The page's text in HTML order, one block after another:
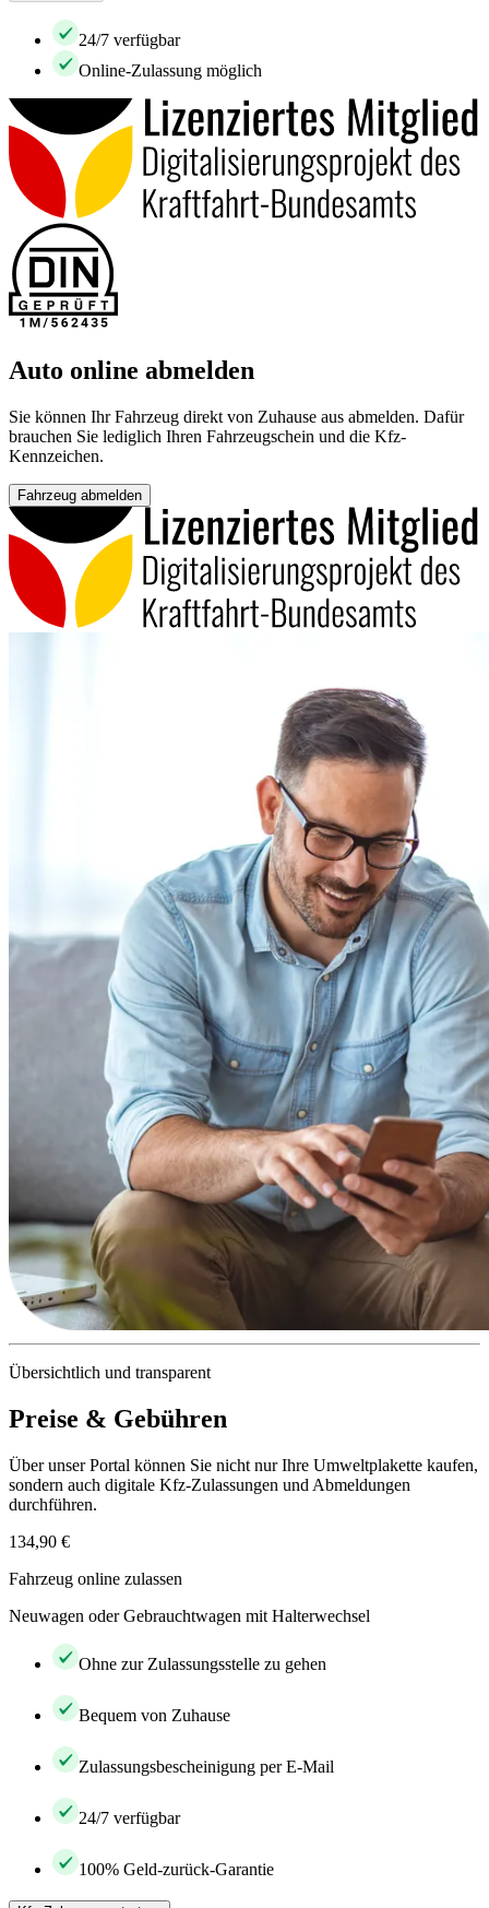
24/7 verfügbar
Online-Zulassung möglich
Auto online abmelden
Sie können Ihr Fahrzeug direkt von Zuhause aus abmelden. Dafür
brauchen Sie lediglich Ihren Fahrzeugschein und die Kfz-
Kennzeichen.
Fahrzeug abmelden
Übersichtlich und transparent
Preise & Gebühren
Über unser Portal können Sie nicht nur Ihre Umweltplakette kaufen,
sondern auch digitale Kfz-Zulassungen und Abmeldungen
durchführen.
134,90 €
Fahrzeug online zulassen
Neuwagen oder Gebrauchtwagen mit Halterwechsel
Ohne zur Zulassungsstelle zu gehen
Bequem von Zuhause
Zulassungsbescheinigung per E-Mail
24/7 verfügbar
100% Geld-zurück-Garantie